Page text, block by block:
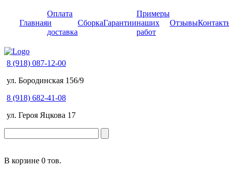
Главная
Оплата
и
доставка
СборкаГарантии
Примеры
наших
работ
Отзывы
8 (918) 087-12-00
ул. Бородинская 156/9
8 (918) 682-41-08
ул. Героя Яцкова 17
В корзине 0 тов.